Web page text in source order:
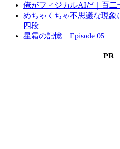
俺がフィジカルAIだ｜百二
めちゃくちゃ不思議な現
四段
星霜の記憶 – Episode 05
PR